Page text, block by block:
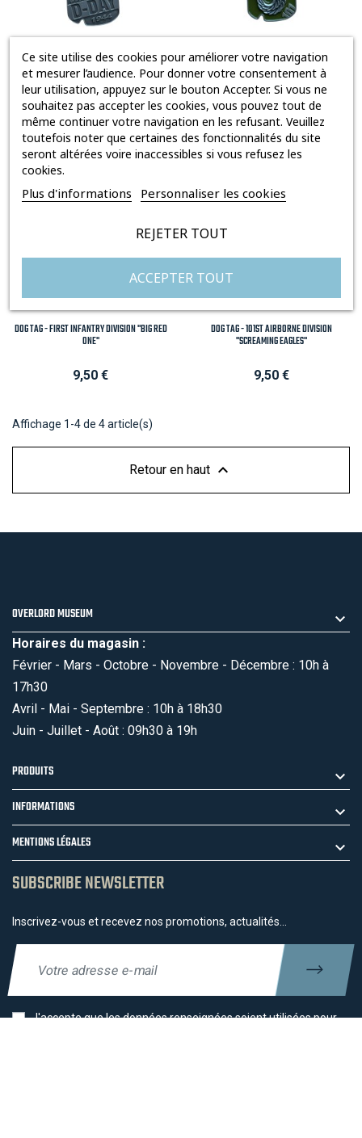
DOG TAG - DRAPEAUX D-DAY
Prix
9,50 €
DOG TAG - PARATROOPER 101ST "SCREAMING
EAGLES"
Prix
10,90 €
DOG TAG - FIRST INFANTRY DIVISION "BIG RED
ONE"
Prix
9,50 €
DOG TAG - 101ST AIRBORNE DIVISION
"SCREAMING EAGLES"
Prix
9,50 €
Affichage 1-4 de 4 article(s)
Retour en haut 
OVERLORD MUSEUM
Horaires du magasin :
Février - Mars - Octobre - Novembre - Décembre : 10h à
17h30
Avril - Mai - Septembre : 10h à 18h30
Juin - Juillet - Août : 09h30 à 19h
PRODUITS
INFORMATIONS
MENTIONS LÉGALES
SUBSCRIBE NEWSLETTER
Inscrivez-vous et recevez nos promotions, actualités...
J'accepte que les données renseignées soient utilisées pour
Ce site utilise des cookies pour améliorer votre navigation
et mesurer l’audience. Pour donner votre consentement à
leur utilisation, appuyez sur le bouton Accepter. Si vous ne
souhaitez pas accepter les cookies, vous pouvez tout de
même continuer votre navigation en les refusant. Veuillez
toutefois noter que certaines des fonctionnalités du site
seront altérées voire inaccessibles si vous refusez les
cookies.
Plus d'informations Personnaliser les cookies
REJETER TOUT
ACCEPTER TOUT